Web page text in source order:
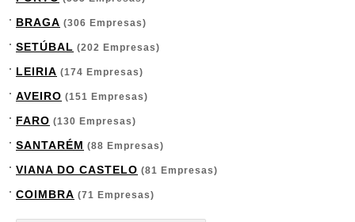
BRAGA (306 Empresas)
SETÚBAL (202 Empresas)
LEIRIA (174 Empresas)
AVEIRO (151 Empresas)
FARO (130 Empresas)
SANTARÉM (88 Empresas)
VIANA DO CASTELO (81 Empresas)
COIMBRA (71 Empresas)